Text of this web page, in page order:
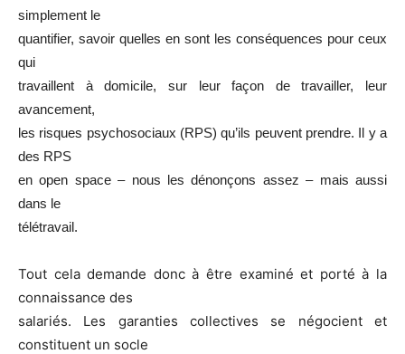
simplement le
quantifier, savoir quelles en sont les conséquences pour ceux
qui
travaillent à domicile, sur leur façon de travailler, leur
avancement,
les risques psychosociaux (RPS) qu’ils peuvent prendre. Il y a
des RPS
en open space – nous les dénonçons assez – mais aussi
dans le
télétravail.
Tout cela demande donc à être examiné et porté à la
connaissance des
salariés. Les garanties collectives se négocient et
constituent un socle